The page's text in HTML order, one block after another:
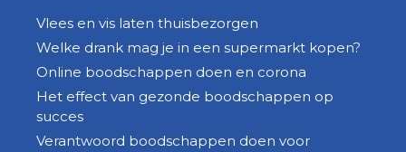
Vlees en vis laten thuisbezorgen
Welke drank mag je in een supermarkt kopen?
Online boodschappen doen en corona
Het effect van gezonde boodschappen op
succes
Verantwoord boodschappen doen voor